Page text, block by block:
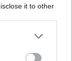
it to other
more Google
may click to